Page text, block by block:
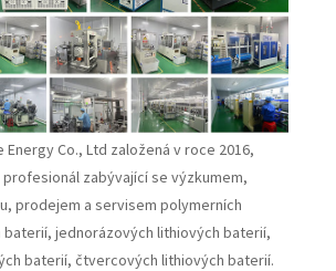
Energy Co., Ltd založená v roce 2016,
profesionál zabývající se výzkumem,
prodejem a servisem polymerních
jednorázových lithiových baterií,
baterií, čtvercových lithiových baterií.